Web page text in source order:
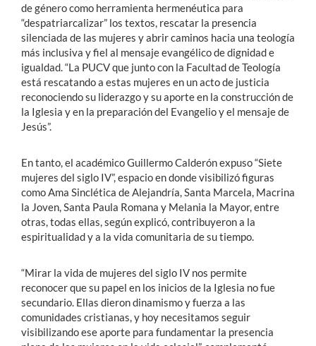
de género como herramienta hermenéutica para
“despatriarcalizar” los textos, rescatar la presencia
silenciada de las mujeres y abrir caminos hacia una teología
más inclusiva y fiel al mensaje evangélico de dignidad e
igualdad. “La PUCV que junto con la Facultad de Teología
está rescatando a estas mujeres en un acto de justicia
reconociendo su liderazgo y su aporte en la construcción de
la Iglesia y en la preparación del Evangelio y el mensaje de
Jesús”.
En tanto, el académico Guillermo Calderón expuso “Siete
mujeres del siglo IV”, espacio en donde visibilizó figuras
como Ama Sinclética de Alejandría, Santa Marcela, Macrina
la Joven, Santa Paula Romana y Melania la Mayor, entre
otras, todas ellas, según explicó, contribuyeron a la
espiritualidad y a la vida comunitaria de su tiempo.
“Mirar la vida de mujeres del siglo IV nos permite
reconocer que su papel en los inicios de la Iglesia no fue
secundario. Ellas dieron dinamismo y fuerza a las
comunidades cristianas, y hoy necesitamos seguir
visibilizando ese aporte para fundamentar la presencia